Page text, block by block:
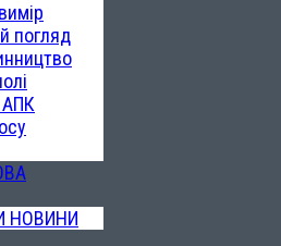
погляд
АПК
НОВИНИ